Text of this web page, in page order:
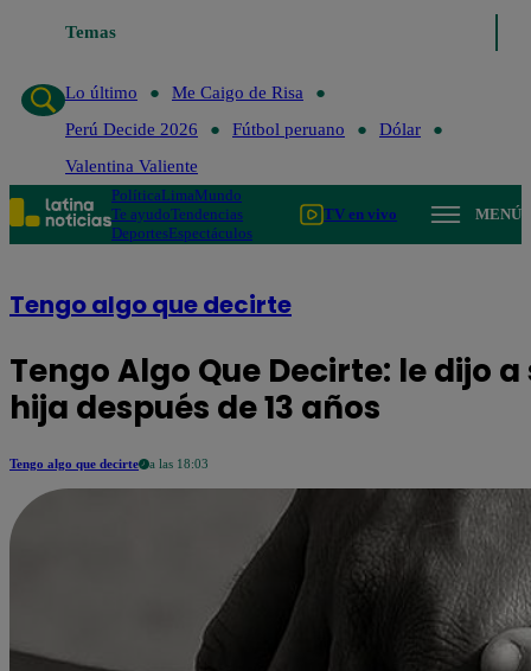
Temas
de Risa Perú Decide 2026
Lo último
Me Caigo de Risa
Perú Decide 2026
Fútbol peruano
Dólar
Valentina Valiente
PolíticaLimaMundo
Te ayudoTendencias
DeportesEspectáculos
TV en vivo MENÚ
Tengo algo que decirte
Tengo Algo Que Decirte: le dijo
hija después de 13 años
Tengo algo que decirte a las 18:03